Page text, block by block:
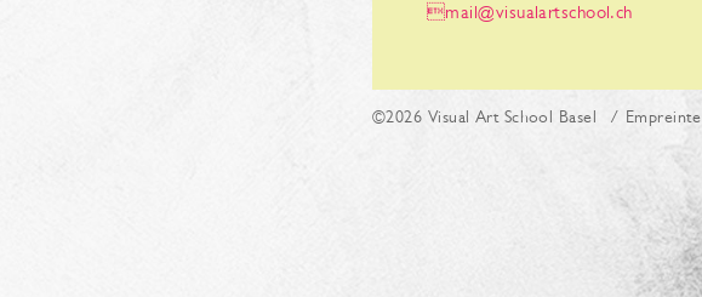
mail@visualartschool.ch
©2026 Visual Art School Basel Empreinte